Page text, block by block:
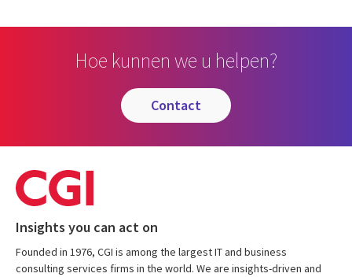
Hoe kunnen we u helpen?
contact
Insights you can act on
Founded in 1976, CGI is among the largest IT and business
consulting services firms in the world. We are insights-driven and